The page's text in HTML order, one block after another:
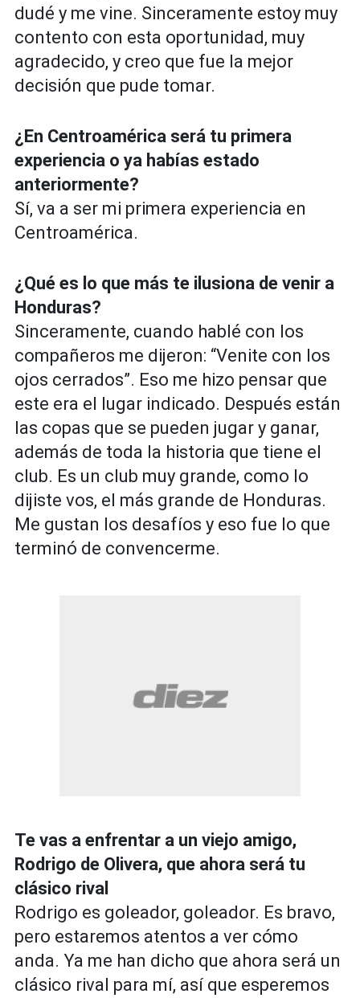
dudé y me vine. Sinceramente estoy muy
contento con esta oportunidad, muy
agradecido, y creo que fue la mejor
decisión que pude tomar.
¿En Centroamérica será tu primera
experiencia o ya habías estado
anteriormente?
Sí, va a ser mi primera experiencia en
Centroamérica.
¿Qué es lo que más te ilusiona de venir a
Honduras?
Sinceramente, cuando hablé con los
compañeros me dijeron: “Venite con los
ojos cerrados”. Eso me hizo pensar que
este era el lugar indicado. Después están
las copas que se pueden jugar y ganar,
además de toda la historia que tiene el
club. Es un club muy grande, como lo
dijiste vos, el más grande de Honduras.
Me gustan los desafíos y eso fue lo que
terminó de convencerme.
Te vas a enfrentar a un viejo amigo,
Rodrigo de Olivera, que ahora será tu
clásico rival
Rodrigo es goleador, goleador. Es bravo,
pero estaremos atentos a ver cómo
anda. Ya me han dicho que ahora será un
clásico rival para mí, así que esperemos